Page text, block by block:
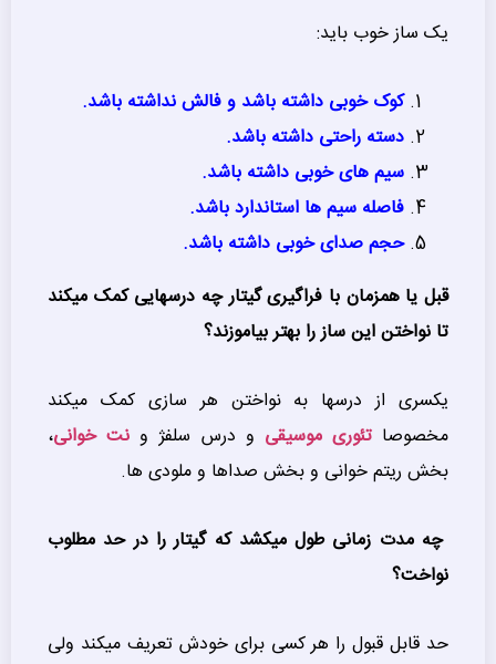
یک ساز خوب باید:
کوک خوبی داشته باشد و فالش نداشته باشد.
دسته راحتی داشته باشد.
سیم های خوبی داشته باشد.
فاصله سیم ها استاندارد باشد.
حجم صدای خوبی داشته باشد.
قبل یا همزمان با فراگیری گیتار چه درسهایی کمک میکند
تا نواختن این ساز را بهتر بیاموزند؟
یکسری از درسها به نواختن هر سازی کمک میکند
مخصوصاتئوری موسیقی و درس سلفژ و نت خوانی،
بخش ریتم خوانی و بخش صداها و ملودی ها.
چه مدت زمانی طول میکشد که گیتار را در حد مطلوب
نواخت؟
حد قابل قبول را هر کسی برای خودش تعریف میکند ولی